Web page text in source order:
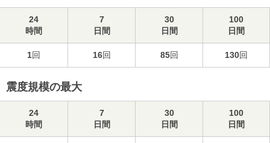
24
時間
7
日間
30
日間
100
日間
1回 16回 85回 130回
震度規模の最大
24
時間
7
日間
30
日間
100
日間